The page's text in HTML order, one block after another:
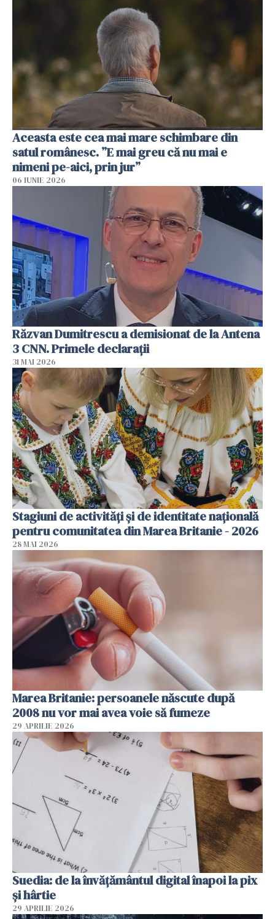
Aceasta este cea mai mare schimbare din
satul românesc. ”E mai greu că nu mai e
nimeni pe-aici, prin jur”
06 IUNIE 2026
Răzvan Dumitrescu a demisionat de la Antena
3 CNN. Primele declarații
31 MAI 2026
Stagiuni de activități și de identitate națională
pentru comunitatea din Marea Britanie - 2026
28 MAI 2026
Marea Britanie: persoanele născute după
2008 nu vor mai avea voie să fumeze
29 APRILIE 2026
Suedia: de la învățământul digital înapoi la pix
și hârtie
29 APRILIE 2026